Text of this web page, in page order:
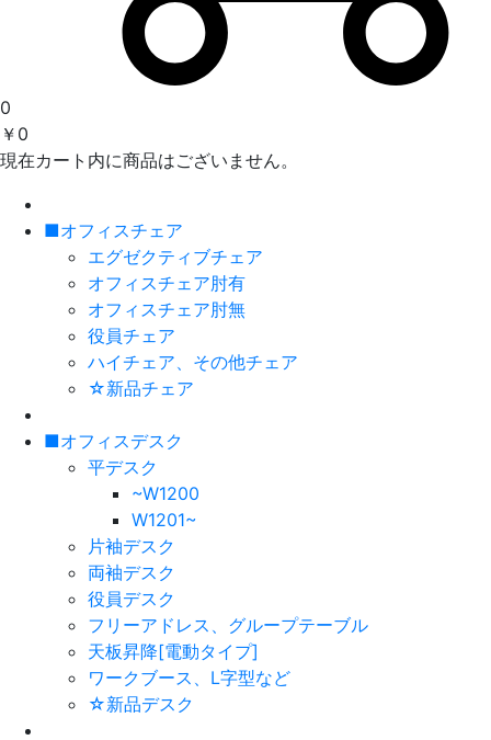
0
￥0
現在カート内に商品はございません。
■オフィスチェア
エグゼクティブチェア
オフィスチェア肘有
オフィスチェア肘無
役員チェア
ハイチェア、その他チェア
☆新品チェア
■オフィスデスク
平デスク
~W1200
W1201~
片袖デスク
両袖デスク
役員デスク
フリーアドレス、グループテーブル
天板昇降[電動タイプ]
ワークブース、L字型など
☆新品デスク